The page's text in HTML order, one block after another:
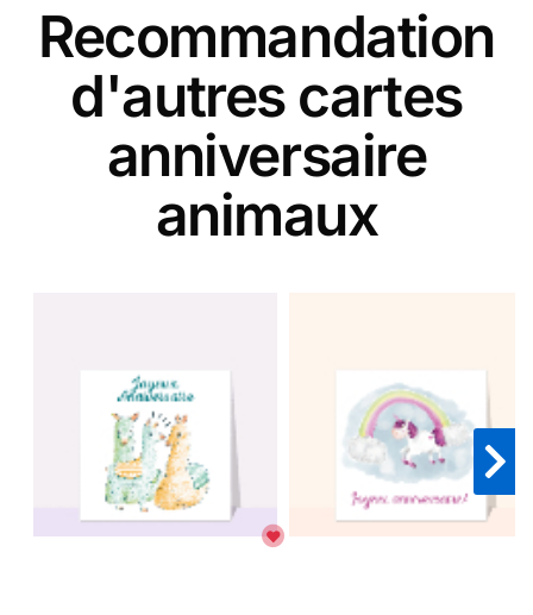
Recommandation
d'autres cartes
anniversaire
animaux